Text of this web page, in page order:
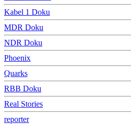
Kabel 1 Doku
MDR Doku
NDR Doku
Phoenix
Quarks
RBB Doku
Real Stories
reporter